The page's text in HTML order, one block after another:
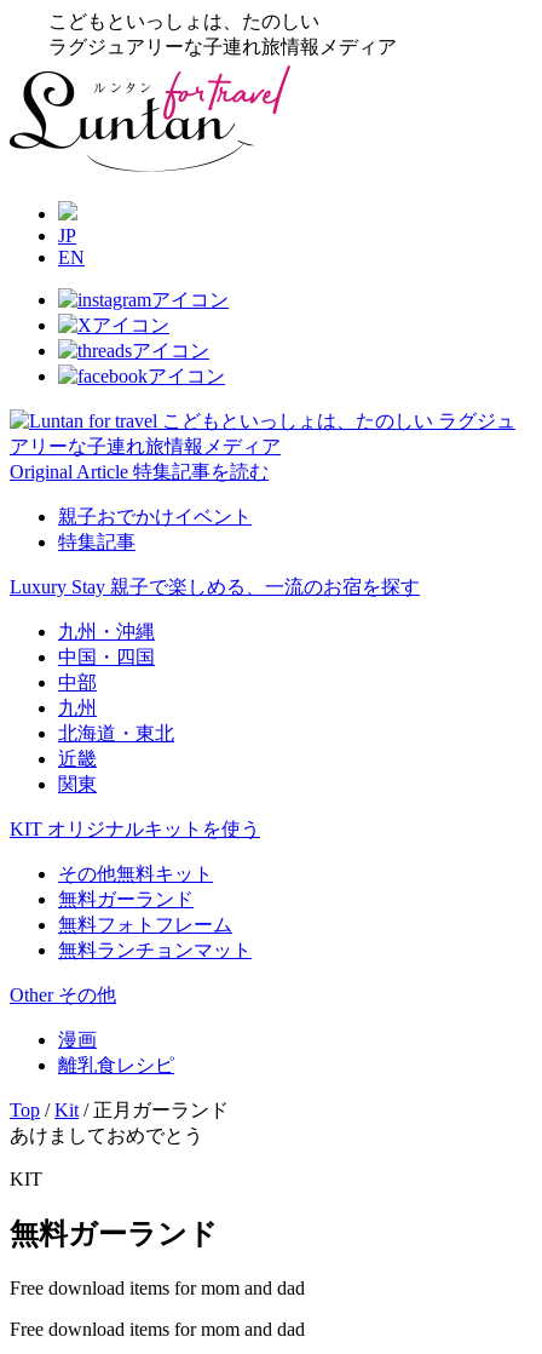
こどもといっしょは、たのしい
ラグジュアリーな子連れ旅情報メディア
JP
EN
Original Article 特集記事を読む
親子おでかけイベント
特集記事
Luxury Stay 親子で楽しめる、一流のお宿を探す
九州・沖縄
中国・四国
中部
九州
北海道・東北
近畿
関東
KIT オリジナルキットを使う
その他無料キット
無料ガーランド
無料フォトフレーム
無料ランチョンマット
Other その他
漫画
離乳食レシピ
Top /Kit / 正月ガーランド
あけましておめでとう
KIT
無料ガーランド
Free download items for mom and dad
Free download items for mom and dad